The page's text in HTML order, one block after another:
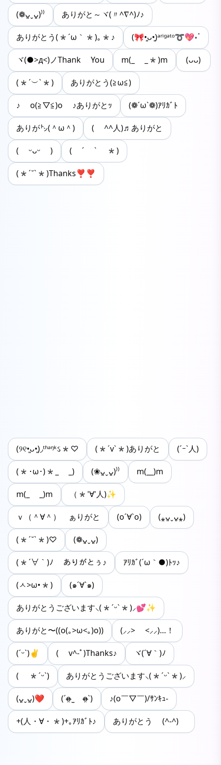
(❁ᴗ͈ˬᴗ͈)⁾⁾ ありがと～ヾ(〃^∇^)ﾉ♪
ありがとう(*´ω｀*)｡*♪ ‎(🎀•͈ᴗ•͈)ᵃʳⁱᵍᵃᵗᵒ➰💖॰ॱ
ヾ(●>д<)ノThank You m(_ _*)m (ᴗᴗ)
(*´︶`*) ありがとう(≧ω≦)
♪ o(≧▽≦)o ♪ありがとｯ (❁´ω`❁)ｱﾘｶﾞﾄ
ありが㌧(＾ω＾) ( ^^人)♬ありがと
( ᵕᴗᵕ ) ( ´ ` *)
(*´˘`*)Thanks❣❣
(୨୧•͈ᴗ•͈)◞ᵗʱᵃᵑᵏઽ*♡ (*´v`*)ありがと (´ｰ`人)
(*･ω･)*_ _) (❀ᴗ͈ˬᴗ͈)⁾⁾ m(__)m
m(_ _)m （*'∀'人)✨
ｖ（＾∀＾） ぁりがと (o´∀`o) (⁎ᴗ͈ˬᴗ͈⁎)
(*´˘`*)♡ (❁ᴗ͈ˬᴗ͈)
(*´∀｀)ﾉ ありがとぅ♪ ｱﾘｶﾞ(´ω｀●)ﾄｯ♪
(ㅅ>ω•*) (๑´∀`๑)
ありがとうございます‪⸜(*ˊᵕˋ*)⸝💕✨
ありがと〜((o(｡>ω<｡)o)) (⸝⸝> <⸝⸝)…！
(ˊᵕˋ)‪︎︎︎︎✌︎ ( v^-ﾟ)Thanks♪ ヾ(´∀｀)ﾉ
( *ˊᵕˋ) ありがとうございます‪⸜(*ˊᵕˋ*)⸝
(ᴗ͈ˬᴗ͈)‪‪❤︎ (ˊo̴̶̷̤ ̫ o̴̶̷̤ˋ) ♪(о￣▽￣)/ｻﾝｷｭ-
+(人・∀・*)+｡ｱﾘｶﾞﾄ♪ ありがとう (^-^)ゞ